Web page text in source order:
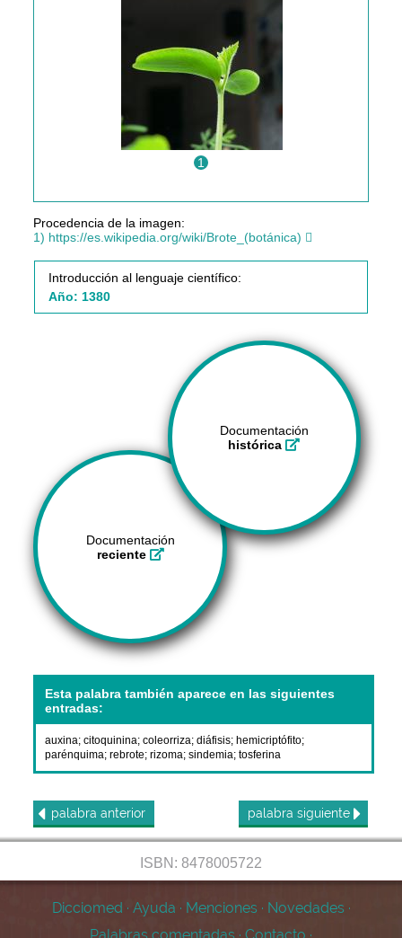
1
Procedencia de la imagen:
1) https://es.wikipedia.org/wiki/Brote_(botánica)
Introducción al lenguaje científico:
Año: 1380
Documentación
histórica
Documentación
reciente
Esta palabra también aparece en las siguientes
entradas:
auxina;citoquinina;coleorriza;diáfisis; hemicriptófito;
parénquima;rebrote;rizoma;sindemia;tosferina
palabra anterior palabra siguiente
ISBN: 8478005722
Dicciomed · Ayuda · Menciones · Novedades ·